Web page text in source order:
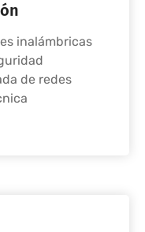
inalámbricas
de redes